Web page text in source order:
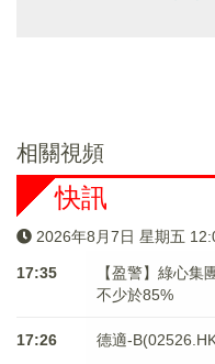
相關視頻
快訊
2026年8月7日 星期五
17:35
【盈警】綠心
不少於85%
17:26 德適-